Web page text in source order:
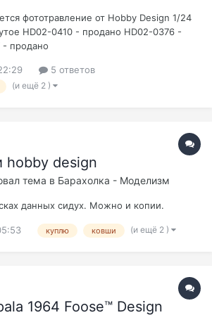
фототравление от Hobby Design 1/24
HD02-0410 - продано HD02-0376 -
- продано
5 ответов
(и ещё 2 )
hobby design
тема в Барахолка - Моделизм
данных сидух. Можно и копии.
куплю ковши (и ещё 2 )
1964 Foose™ Design